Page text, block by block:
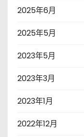
2025年6月
2025年5月
2023年5月
2023年3月
2023年1月
2022年12月